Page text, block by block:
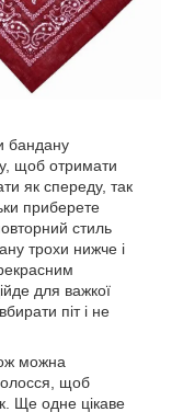
бандану
щоб отримати
як спереду, так
приберете
стиль
трохи нижче і
для важкої
піт і не
можна
щоб
Ще одне цікаве